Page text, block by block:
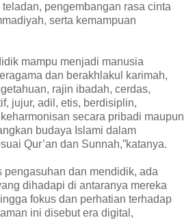
pengembangan rasa cinta
serta kemampuan
mampu menjadi manusia
dan berakhlakul karimah,
rajin ibadah, cerdas,
jujur, adil, etis, berdisiplin,
secara pribadi maupun
budaya Islami dalam
Qur’an dan Sunnah,”katanya.
pengasuhan dan mendidik, ada
dihadapi di antaranya mereka
fokus dan perhatian terhadap
ini disebut era digital,